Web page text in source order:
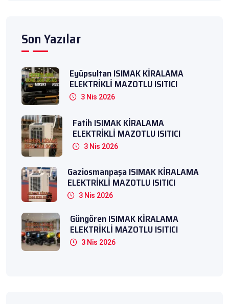
Son Yazılar
Eyüpsultan ISIMAK KİRALAMA
ELEKTRİKLİ MAZOTLU ISITICI
3 Nis 2026
Fatih ISIMAK KİRALAMA
ELEKTRİKLİ MAZOTLU ISITICI
3 Nis 2026
Gaziosmanpaşa ISIMAK KİRALAMA
ELEKTRİKLİ MAZOTLU ISITICI
3 Nis 2026
Güngören ISIMAK KİRALAMA
ELEKTRİKLİ MAZOTLU ISITICI
3 Nis 2026